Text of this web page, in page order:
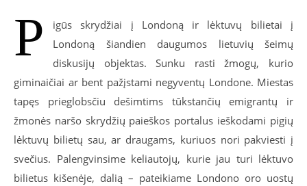
P
igūs skrydžiai į Londoną ir lėktuvų bilietai į
Londoną šiandien daugumos lietuvių šeimų
diskusijų objektas. Sunku rasti žmogų, kurio
giminaičiai ar bent pažįstami negyventų Londone. Miestas
tapęs prieglobsčiu dešimtims tūkstančių emigrantų ir
žmonės naršo skrydžių paieškos portalus ieškodami pigių
lėktuvų bilietų sau, ar draugams, kuriuos nori pakviesti į
svečius. Palengvinsime keliautojų, kurie jau turi lėktuvo
bilietus kišenėje, dalią – pateikiame Londono oro uostų